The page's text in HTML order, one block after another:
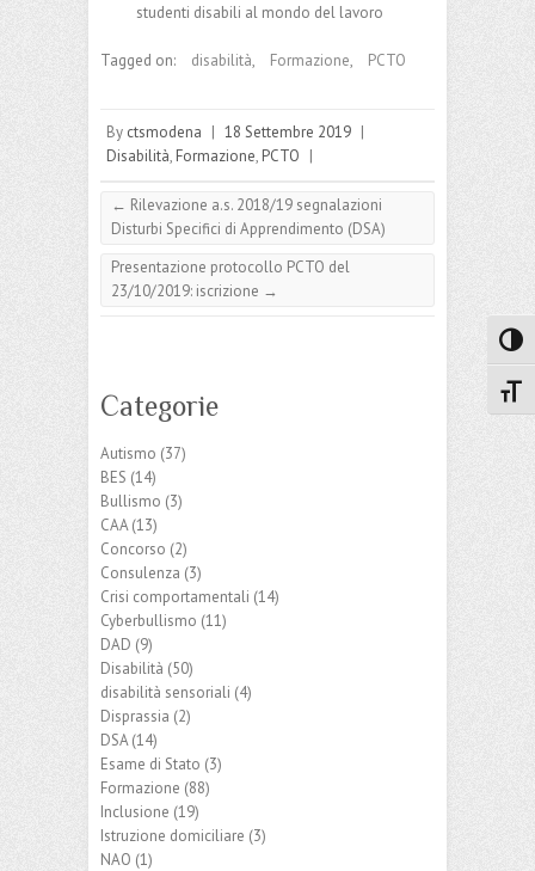
studenti disabili al mondo del lavoro
Tagged on: disabilità, Formazione, PCTO
By ctsmodena | 18 Settembre 2019 |
Disabilità, Formazione, PCTO |
← Rilevazione a.s. 2018/19 segnalazioni
Disturbi Specifici di Apprendimento (DSA)
Presentazione protocollo PCTO del
23/10/2019: iscrizione →
Categorie
Autismo (37)
BES (14)
Bullismo (3)
CAA(13)
Concorso (2)
Consulenza (3)
Crisi comportamentali (14)
Cyberbullismo (11)
DAD (9)
Disabilità (50)
disabilità sensoriali (4)
Disprassia (2)
DSA(14)
Esame di Stato (3)
Formazione (88)
Inclusione (19)
Istruzione domiciliare (3)
NAO (1)